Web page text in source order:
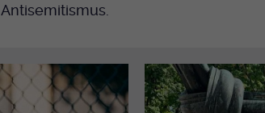
Antisemitismus.